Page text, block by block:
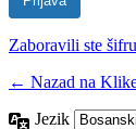
Zaboravili ste
← Nazad na
Jezik